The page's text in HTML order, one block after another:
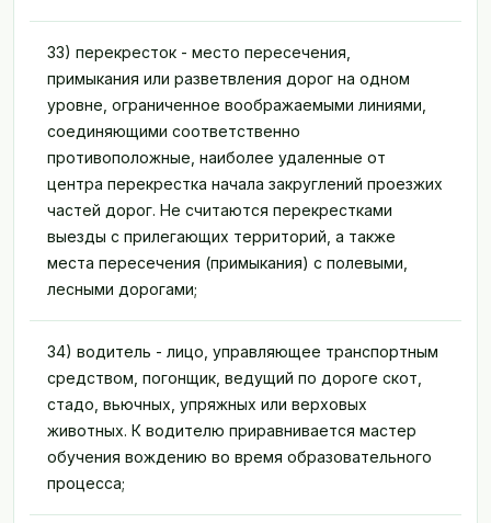
33) перекресток - место пересечения,
примыкания или разветвления дорог на одном
уровне, ограниченное воображаемыми линиями,
соединяющими соответственно
противоположные, наиболее удаленные от
центра перекрестка начала закруглений проезжих
частей дорог. Не считаются перекрестками
выезды с прилегающих территорий, а также
места пересечения (примыкания) с полевыми,
лесными дорогами;
34) водитель - лицо, управляющее транспортным
средством, погонщик, ведущий по дороге скот,
стадо, вьючных, упряжных или верховых
животных. К водителю приравнивается мастер
обучения вождению во время образовательного
процесса;